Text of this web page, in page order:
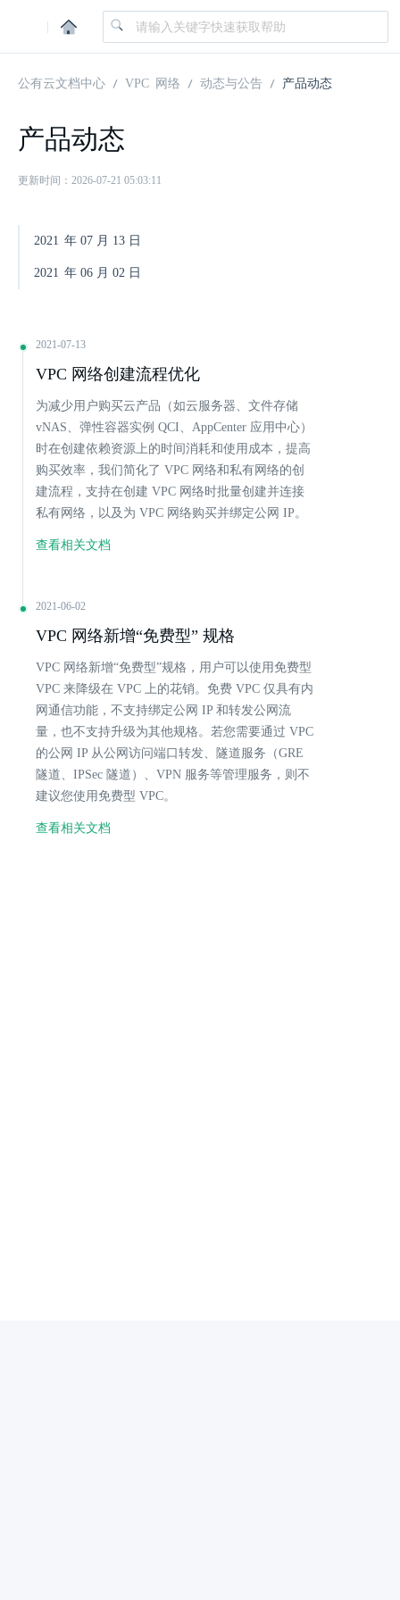
|
公有云文档中心 VPC 网络 动态与公告 产品动态
产品动态
更新时间：2026-07-21 05:03:11
2021 年 07 月 13 日
2021 年 06 月 02 日
2021-07-13
VPC 网络创建流程优化
为减少用户购买云产品（如云服务器、文件存储
vNAS、弹性容器实例 QCI、AppCenter 应用中心）
时在创建依赖资源上的时间消耗和使用成本，提高
购买效率，我们简化了 VPC 网络和私有网络的创
建流程，支持在创建 VPC 网络时批量创建并连接
私有网络，以及为 VPC 网络购买并绑定公网 IP。
查看相关文档
2021-06-02
VPC 网络新增“免费型” 规格
VPC 网络新增“免费型”规格，用户可以使用免费型
VPC 来降级在 VPC 上的花销。免费 VPC 仅具有内
网通信功能，不支持绑定公网 IP 和转发公网流
量，也不支持升级为其他规格。若您需要通过 VPC
的公网 IP 从公网访问端口转发、隧道服务（GRE
隧道、IPSec 隧道）、VPN 服务等管理服务，则不
建议您使用免费型 VPC。
查看相关文档